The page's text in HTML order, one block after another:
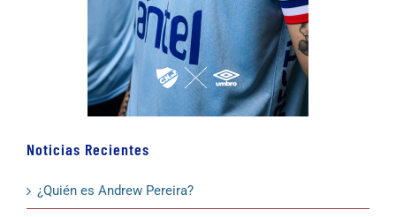
Noticias Recientes
¿Quién es Andrew Pereira?